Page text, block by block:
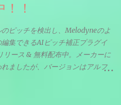
！
のピッチを検出し、Melodyneのよ
集できるAIピッチ補正プラグイ
リース & 無料配布中。メーカーに
ましたが、バージョンはアルフ